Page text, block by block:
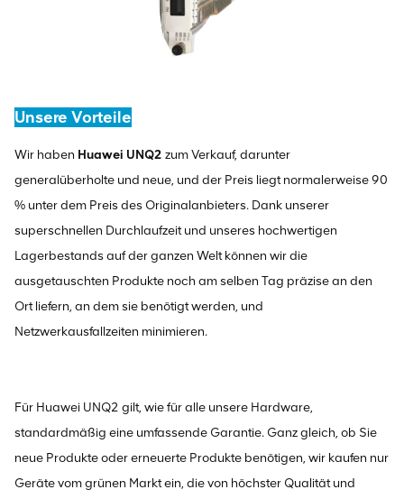
Unsere Vorteile
Wir haben Huawei UNQ2 zum Verkauf, darunter
generalüberholte und neue, und der Preis liegt normalerweise 90
% unter dem Preis des Originalanbieters. Dank unserer
superschnellen Durchlaufzeit und unseres hochwertigen
Lagerbestands auf der ganzen Welt können wir die
ausgetauschten Produkte noch am selben Tag präzise an den
Ort liefern, an dem sie benötigt werden, und
Netzwerkausfallzeiten minimieren.
Für Huawei UNQ2 gilt, wie für alle unsere Hardware,
standardmäßig eine umfassende Garantie. Ganz gleich, ob Sie
neue Produkte oder erneuerte Produkte benötigen, wir kaufen nur
Geräte vom grünen Markt ein, die von höchster Qualität und